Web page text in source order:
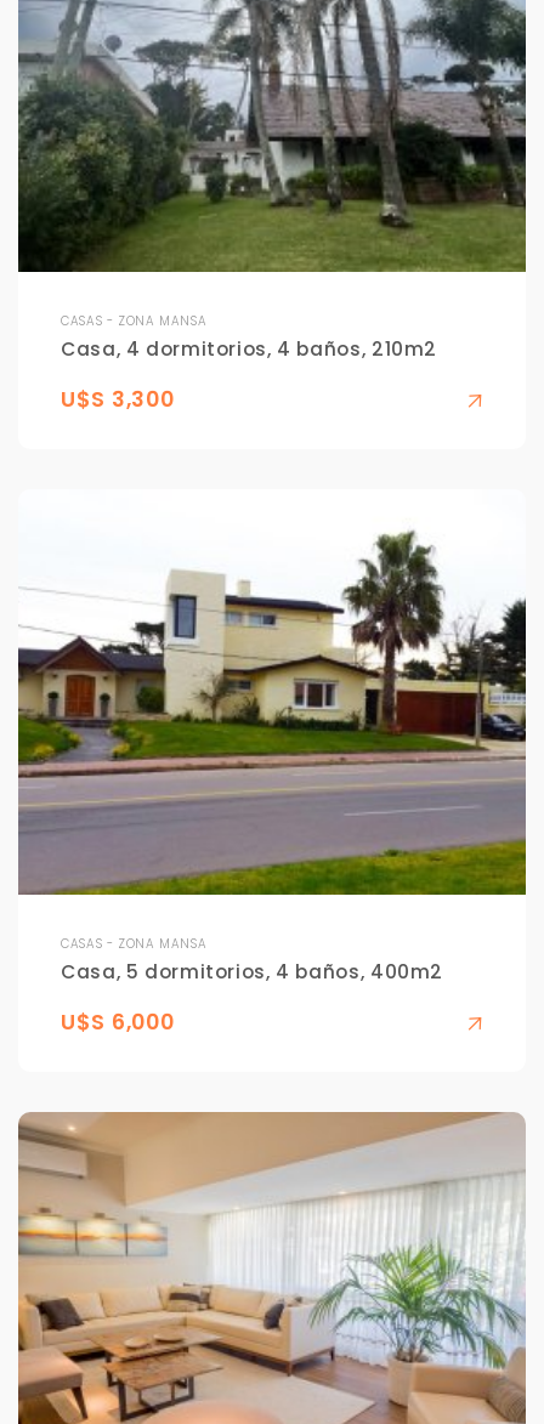
CASAS - ZONA MANSA
Casa, 4 dormitorios, 4 baños, 210m2
U$S 3,300
CASAS - ZONA MANSA
Casa, 5 dormitorios, 4 baños, 400m2
U$S 6,000